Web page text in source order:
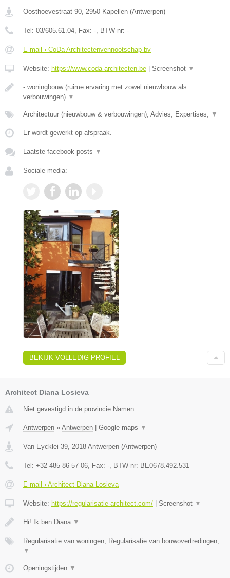
Oosthoevestraat 90, 2950 Kapellen (Antwerpen)
Tel: 03/605.61.04, Fax: -, BTW-nr: -
E-mail › CoDa Architectenvennootschap bv
Website: https://www.coda-architecten.be Screenshot ▼
- woningbouw (ruime ervaring met zowel nieuwbouw als
verbouwingen) ▼
Architectuur (nieuwbouw & verbouwingen), Advies, Expertises, ▼
Er wordt gewerkt op afspraak.
Laatste facebook posts ▼
Sociale media:
BEKIJK VOLLEDIG PROFIEL
Architect Diana Losieva
Niet gevestigd in de provincie Namen.
Antwerpen » Antwerpen | Google maps ▼
Van Eycklei 39 2018 Antwerpen (Antwerpen)
Tel: +32 485 86 57 06 , Fax: - , BTW-nr: BE0678.492.531
E-mail › Architect Diana Losieva
Website: https://regularisatie-architect.com/ | Screenshot ▼
Hi! Ik ben Diana ▼
Regularisatie van woningen, Regularisatie van bouwovertredingen,
▼
Openingstijden ▼